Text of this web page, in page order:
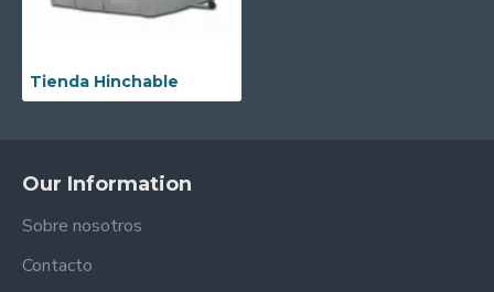
Tienda Hinchable
Our Information
Sobre nosotros
Contacto